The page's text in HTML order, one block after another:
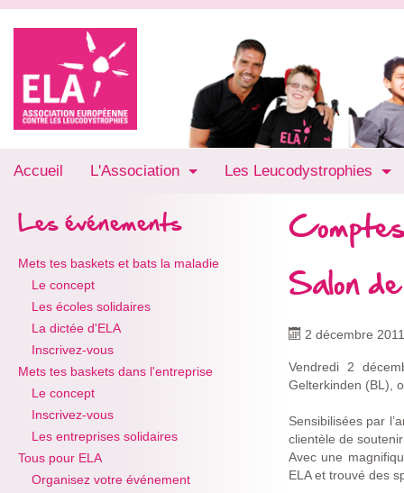
Accueil L'Association Les Leucodystrophies
Les événements
Mets tes baskets et bats la maladie
Le concept
Les écoles solidaires
La dictée d'ELA
Inscrivez-vous
Mets tes baskets dans l'entreprise
Le concept
Inscrivez-vous
Les entreprises solidaires
Tous pour ELA
Organisez votre événement
Salon
2 décembre 2011
Vendredi 2
Gelterkinden (BL),
Sensibilisées par
clientèle de
Avec une
ELA et trouvé des